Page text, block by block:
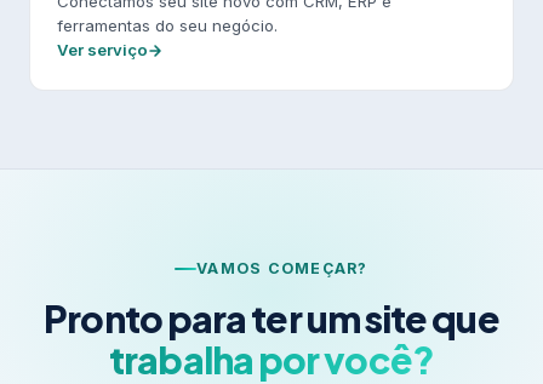
ferramentas do seu negócio.
Ver serviço
VAMOS COMEÇAR?
Pronto para ter um site que
trabalha por você?